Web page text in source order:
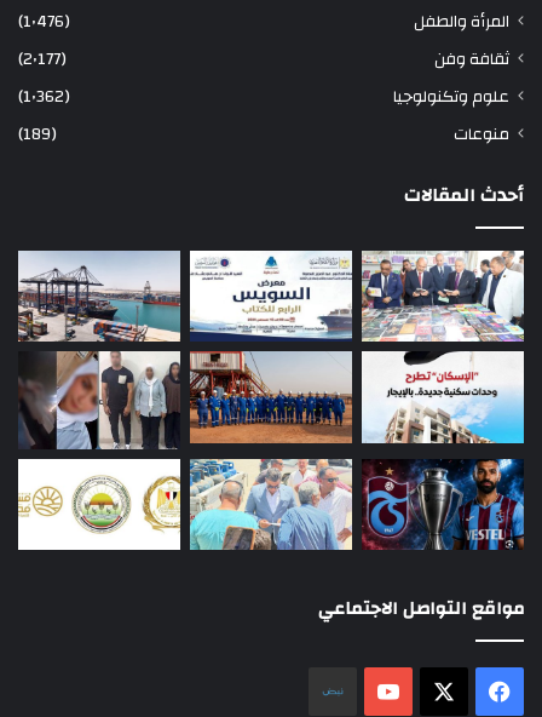
المرأة والطفل
(1٬476)
ثقافة وفن
(2٬177)
علوم وتكنولوجيا
(1٬362)
منوعات
(189)
أحدث المقالات
مواقع التواصل الاجتماعي
فيسبوك ‫YouTube